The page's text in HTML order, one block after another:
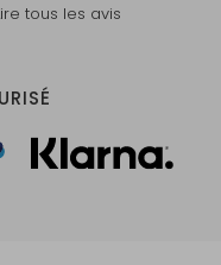
tous les avis